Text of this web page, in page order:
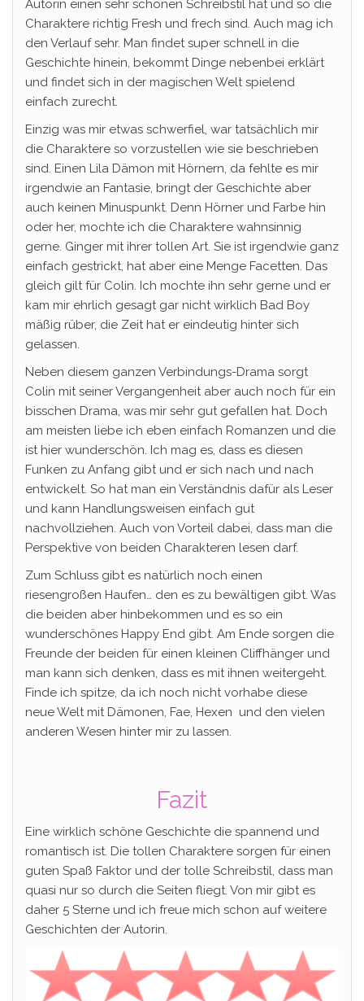
Autorin einen sehr schönen Schreibstil hat und so die
Charaktere richtig Fresh und frech sind. Auch mag ich
den Verlauf sehr. Man findet super schnell in die
Geschichte hinein, bekommt Dinge nebenbei erklärt
und findet sich in der magischen Welt spielend
einfach zurecht.
Einzig was mir etwas schwerfiel, war tatsächlich mir
die Charaktere so vorzustellen wie sie beschrieben
sind. Einen Lila Dämon mit Hörnern, da fehlte es mir
irgendwie an Fantasie, bringt der Geschichte aber
auch keinen Minuspunkt. Denn Hörner und Farbe hin
oder her, mochte ich die Charaktere wahnsinnig
gerne. Ginger mit ihrer tollen Art. Sie ist irgendwie ganz
einfach gestrickt, hat aber eine Menge Facetten. Das
gleich gilt für Colin. Ich mochte ihn sehr gerne und er
kam mir ehrlich gesagt gar nicht wirklich Bad Boy
mäßig rüber, die Zeit hat er eindeutig hinter sich
gelassen.
Neben diesem ganzen Verbindungs-Drama sorgt
Colin mit seiner Vergangenheit aber auch noch für ein
bisschen Drama, was mir sehr gut gefallen hat. Doch
am meisten liebe ich eben einfach Romanzen und die
ist hier wunderschön. Ich mag es, dass es diesen
Funken zu Anfang gibt und er sich nach und nach
entwickelt. So hat man ein Verständnis dafür als Leser
und kann Handlungsweisen einfach gut
nachvollziehen. Auch von Vorteil dabei, dass man die
Perspektive von beiden Charakteren lesen darf.
Zum Schluss gibt es natürlich noch einen
riesengroßen Haufen… den es zu bewältigen gibt. Was
die beiden aber hinbekommen und es so ein
wunderschönes Happy End gibt. Am Ende sorgen die
Freunde der beiden für einen kleinen Cliffhänger und
man kann sich denken, dass es mit ihnen weitergeht.
Finde ich spitze, da ich noch nicht vorhabe diese
neue Welt mit Dämonen, Fae, Hexen und den vielen
anderen Wesen hinter mir zu lassen.
Fazit
Eine wirklich schöne Geschichte die spannend und
romantisch ist. Die tollen Charaktere sorgen für einen
guten Spaß Faktor und der tolle Schreibstil, dass man
quasi nur so durch die Seiten fliegt. Von mir gibt es
daher 5 Sterne und ich freue mich schon auf weitere
Geschichten der Autorin.